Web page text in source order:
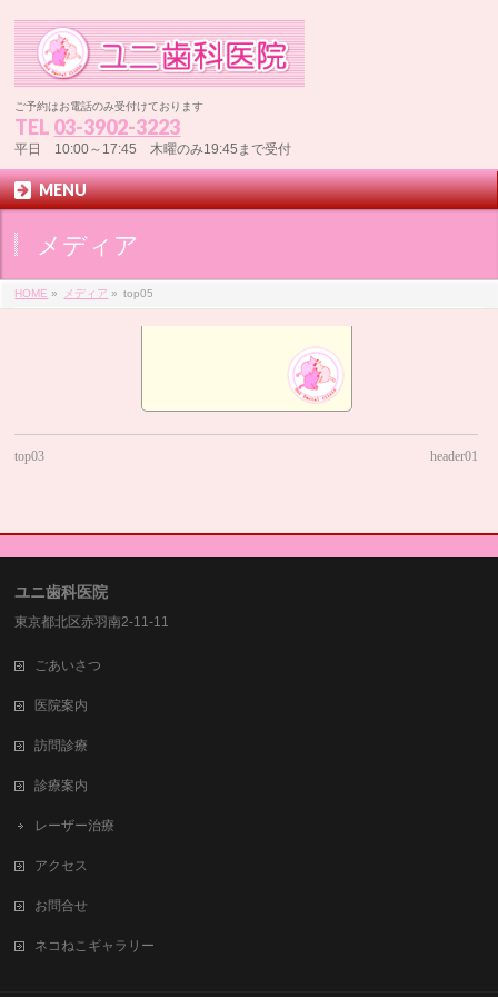
ご予約はお電話のみ受付けております
TEL 03-3902-3223
平日 10:00～17:45 木曜のみ19:45まで受付
MENU
メディア
HOME » メディア » top05
top03 header01
ユニ歯科医院
東京都北区赤羽南2-11-11
ごあいさつ
医院案内
訪問診療
診療案内
レーザー治療
アクセス
お問合せ
ネコねこギャラリー